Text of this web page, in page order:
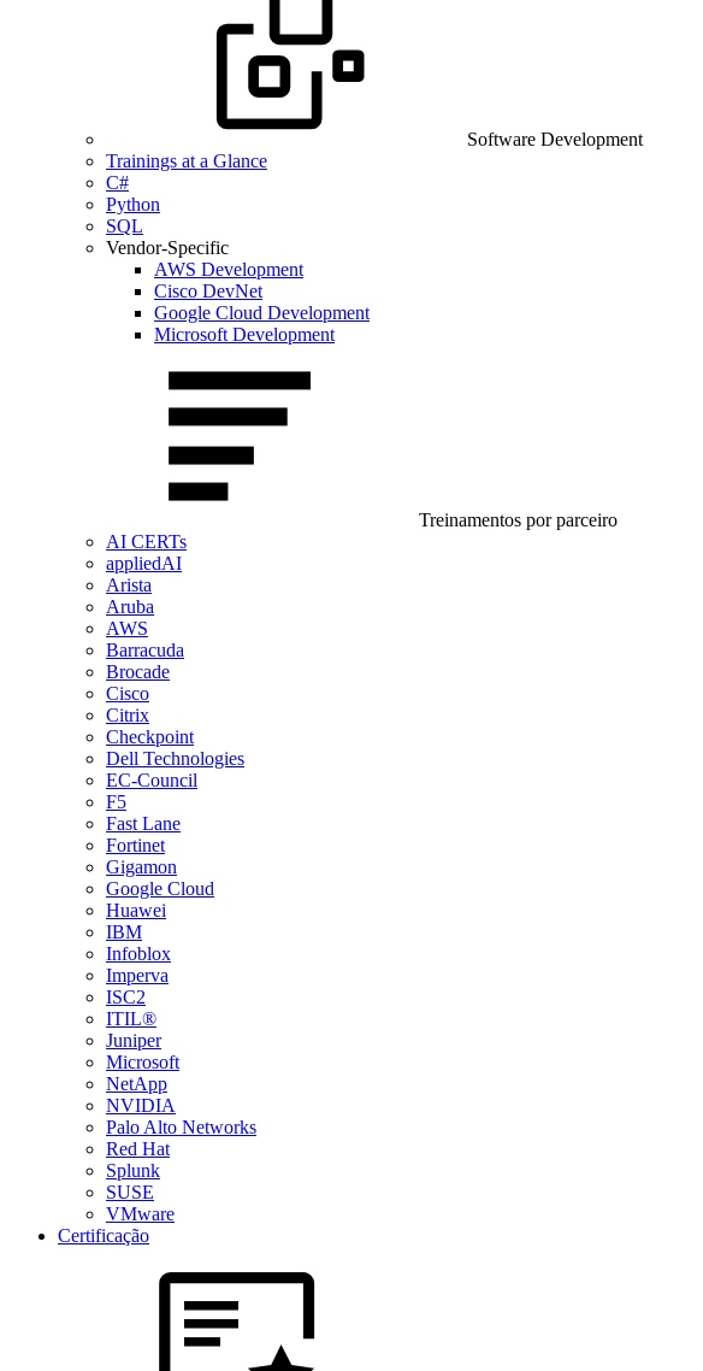
Software Development
Trainings at a Glance
C#
Python
SQL
Vendor-Specific
AWS Development
Cisco DevNet
Google Cloud Development
Microsoft Development
Treinamentos por parceiro
AI CERTs
appliedAI
Arista
Aruba
AWS
Barracuda
Brocade
Cisco
Citrix
Checkpoint
Dell Technologies
EC-Council
F5
Fast Lane
Fortinet
Gigamon
Google Cloud
Huawei
IBM
Infoblox
Imperva
ISC2
ITIL®
Juniper
Microsoft
NetApp
NVIDIA
Palo Alto Networks
Red Hat
Splunk
SUSE
VMware
Certificação